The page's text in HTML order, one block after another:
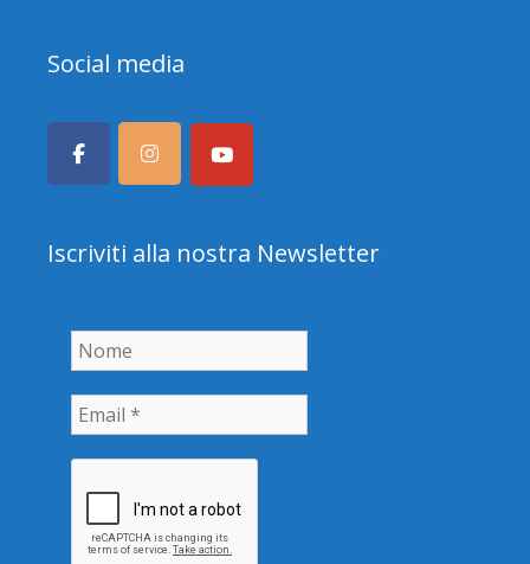
Social media
Iscriviti alla nostra Newsletter